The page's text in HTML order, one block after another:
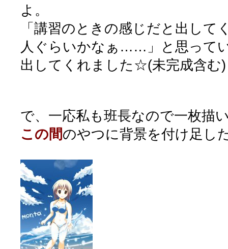
よ。
「講習のときの感じだと出して
人ぐらいかなぁ……」と思って
出してくれました☆(未完成含む)
で、一応私も班長なので一枚描
この間のやつに背景を付け足し